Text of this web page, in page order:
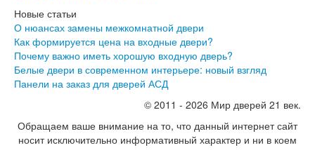
Новые статьи
О нюансах замены межкомнатной двери
Как формируется цена на входные двери?
Почему важно иметь хорошую входную дверь?
Белые двери в современном интерьере: новый взгляд
Панели на заказ для дверей АСД
© 2011 - 2026 Мир дверей 21 век.
Обращаем ваше внимание на то, что данный интернет сайт
носит исключительно информативный характер и ни в коем